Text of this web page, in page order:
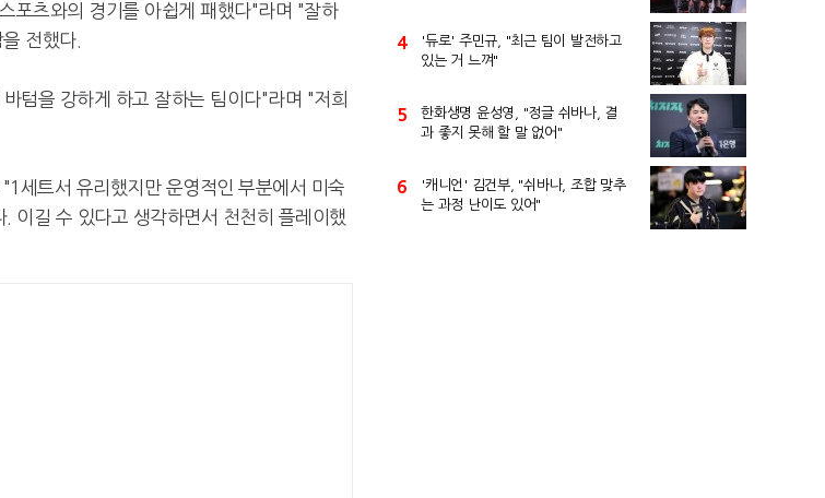
포츠와의 경기를 아쉽게 패했다"라며 "잘하
전했다.
텀을 강하게 하고 잘하는 팀이다"라며 "저희
세트서 유리했지만 운영적인 부분에서 미숙
이길 수 있다고 생각하면서 천천히 플레이했
4
'듀로' 주민규, "최근 팀이 발전하고
있는 거 느껴"
5
한화생명 윤성영, "정글 쉬바나, 결
과 좋지 못해 할 말 없어"
6
'캐니언' 김건부, "쉬바나, 조합 맞추
는 과정 난이도 있어"